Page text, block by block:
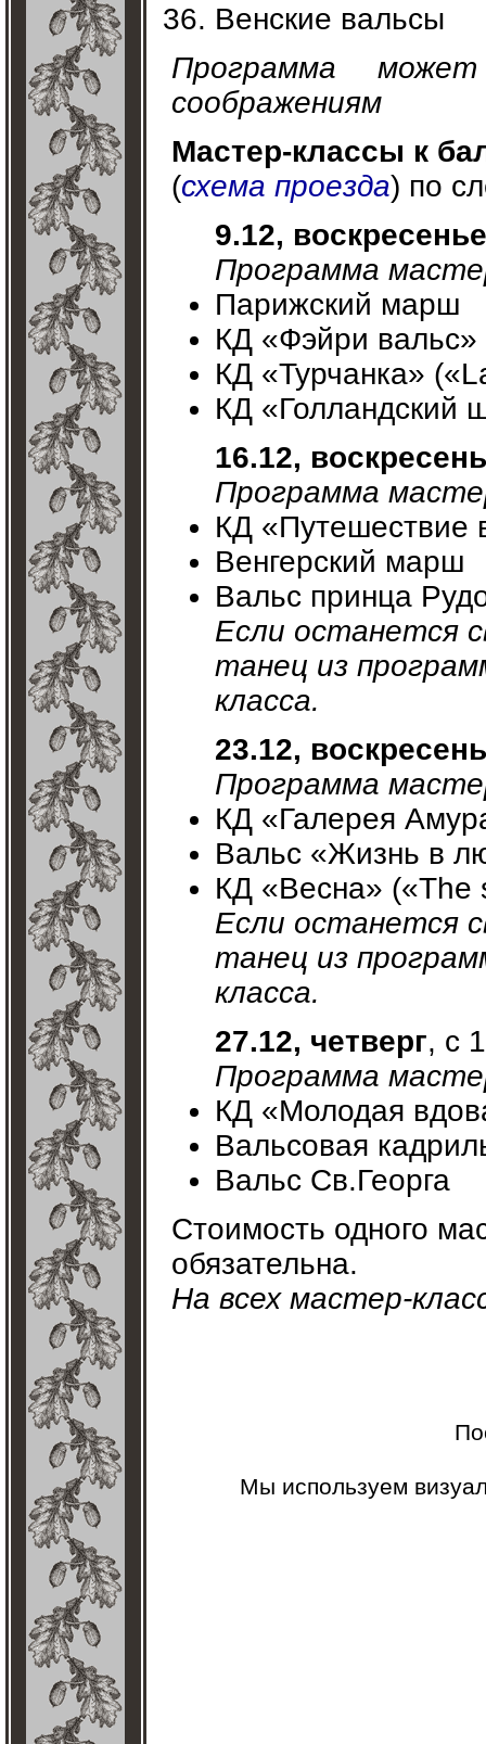
Венские вальсы
Программа
соображениям
Мастер-классы к
(схема проезда) по
9.12, воскресенье
Программа
Парижский марш
КД «Фэйри вальс»
КД «Турчанка»
КД «Голландский
16.12,
Программа
КД «Путешествие
Венгерский марш
Вальс принца
Если останется
танец из
класса.
23.12,
Программа
КД «Галерея
Вальс «Жизнь в
КД «Весна» («The
Если останется
танец из
класса.
27.12, четверг, с
Программа
КД «Молодая
Вальсовая
Вальс Св.Георга
Стоимость одного
обязательна.
На всех мастер-
Мы используем